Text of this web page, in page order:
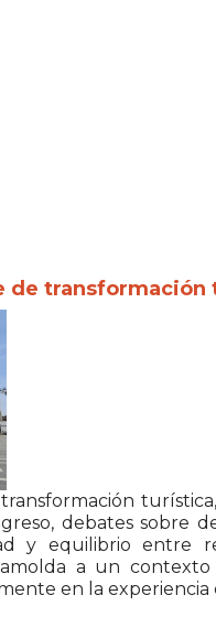
de transformación
debates sobre
y equilibrio entre
a un
en la experiencia